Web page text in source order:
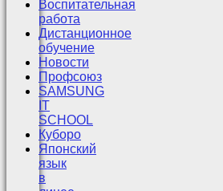
Воспитательная
работа
Дистанционное
обучение
Новости
Профсоюз
SAMSUNG
IT
SCHOOL
Куборо
Японский
язык
в